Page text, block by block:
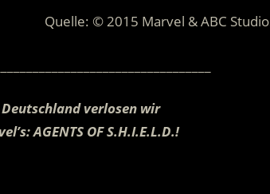
Quelle: © 2015 Marvel & ABC
verlosen wir
AGENTS OF S.H.I.E.L.D.!